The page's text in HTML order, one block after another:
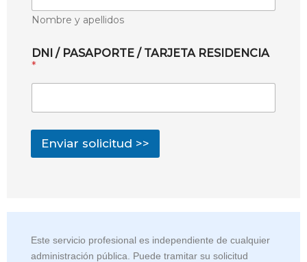
Nombre y apellidos
DNI / PASAPORTE / TARJETA RESIDENCIA
*
Enviar solicitud >>
Este servicio profesional es independiente de cualquier
administración pública. Puede tramitar su solicitud